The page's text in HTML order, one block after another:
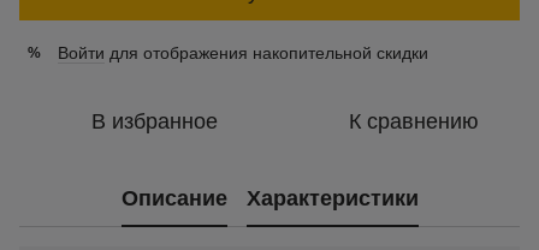
% Войти для отображения накопительной скидки
В избранное К сравнению
Описание Характеристики